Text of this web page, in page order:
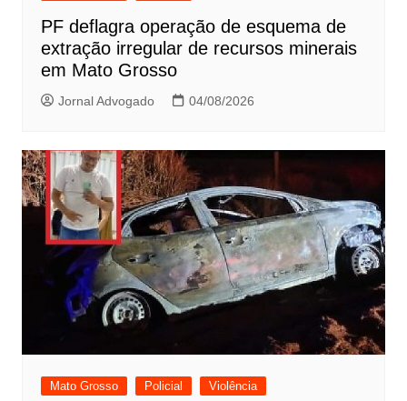
PF deflagra operação de esquema de
extração irregular de recursos minerais
em Mato Grosso
Jornal Advogado 04/08/2026
Mato Grosso Policial Violência